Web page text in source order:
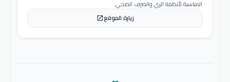
المناسبة لأنظمة الري والصرف الصحي.
زيارة الموقعopen_in_new